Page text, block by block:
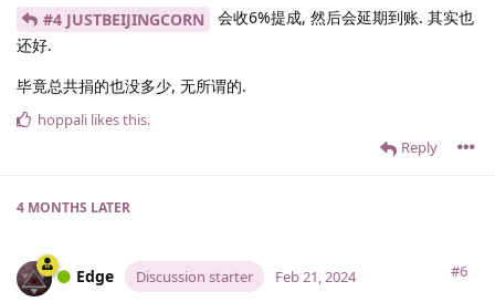
#4 JUSTBEIJINGCORN
会收6%提成, 然后会延期到账. 其实也
还好.
毕竟总共捐的也没多少, 无所谓的.
Reply
hoppali likes this.
4 MONTHS LATER
Edge Discussion starter #6
Feb 21, 2024